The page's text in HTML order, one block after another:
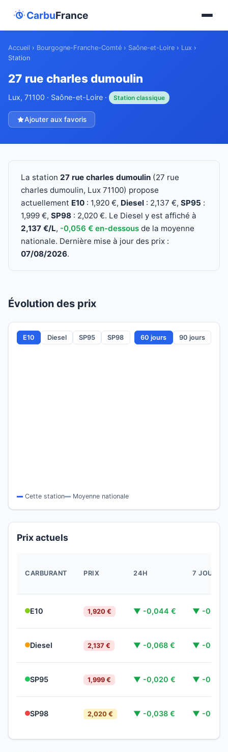
CarbuFrance
Accueil › Bourgogne-Franche-Comté › Saône-et-Loire › Lux ›
Station
27 rue charles dumoulin
Lux, 71100 · Saône-et-Loire · Station classique
Ajouter aux favoris
La station 27 rue charles dumoulin (27 rue
charles dumoulin, Lux 71100) propose
actuellement E10 : 1,920 €, Diesel : 2,137 €, SP95 :
1,999 €, SP98 : 2,020 €. Le Diesel y est affiché à
2,137 €/L, -0,056 € en-dessous de la moyenne
nationale. Dernière mise à jour des prix :
07/08/2026.
Évolution des prix
E10 Diesel SP95 SP98 60 jours 90 jours
Cette station Moyenne nationale
Prix actuels
CARBURANT PRIX 24H 7 JOURS
E10 1,920 € ▼ -0,044 € ▼ -0,075
Diesel 2,137 € ▼ -0,068 € ▼ -0,055
SP95 1,999 € ▼ -0,020 € ▼ -
SP98 2,020 € ▼ -0,038 € ▼ -